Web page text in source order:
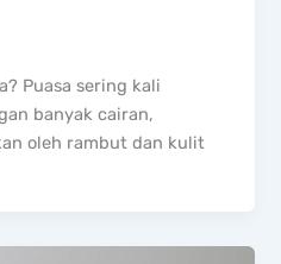
Puasa sering kali
banyak cairan,
oleh rambut dan kulit